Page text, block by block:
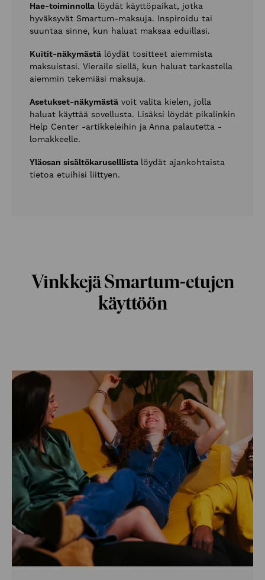
Hae-toiminnolla löydät käyttöpaikat, jotka
hyväksyvät Smartum-maksuja. Inspiroidu tai
suuntaa sinne, kun haluat maksaa eduillasi.
Kuitit-näkymästä löydät tositteet aiemmista
maksuistasi. Vieraile siellä, kun haluat tarkastella
aiemmin tekemiäsi maksuja.
Asetukset-näkymästä voit valita kielen, jolla
haluat käyttää sovellusta. Lisäksi löydät pikalinkin
Help Center -artikkeleihin ja Anna palautetta -
lomakkeelle.
Yläosan sisältökaruselllista löydät ajankohtaista
tietoa etuihisi liittyen.
Vinkkejä Smartum-etujen
käyttöön